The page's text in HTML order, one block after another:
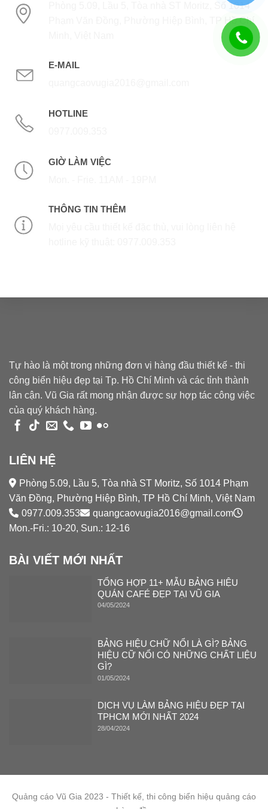
Phòng 5.09, Lầu 5, Tòa nhà ST Moritz, Số 1014
Phạm Văn Đồng, Phường Hiệp Bình, TP Hồ Chí
E-MAIL
HOTLINE
GIỜ LÀM VIỆC
THÔNG TIN THÊM
Tự hào là một trong những đơn vị hàng đầu thiết kế - thi
công biển hiệu đẹp tại Tp. Hồ Chí Minh và các tỉnh thành
lân cận. Vũ Gia rất mong nhận được sự hợp tác công việc
của quý khách hàng.
LIÊN HỆ
Phòng 5.09, Lầu 5, Tòa nhà ST Moritz, Số 1014 Phạm
Văn Đồng, Phường Hiệp Bình, TP Hồ Chí Minh, Việt Nam
0977.009.353
quangcaovugia2016@gmail.com
Mon.-Fri.: 10-20, Sun.: 12-16
BÀI VIẾT MỚI NHẤT
TỔNG HỢP 11+ MẪU BẢNG HIỆU
QUÁN CAFÉ ĐẸP TẠI VŨ GIA
04/05/2024
BẢNG HIỆU CHỮ NỔI LÀ GÌ? BẢNG
HIỆU CỮ NỔI CÓ NHỮNG CHẤT LIỆU
GÌ?
01/05/2024
DỊCH VỤ LÀM BẢNG HIỆU ĐẸP TẠI
TPHCM MỚI NHẤT 2024
28/04/2024
Quảng cáo Vũ Gia 2023 - Thiết kế, thi công biển hiệu quảng cáo